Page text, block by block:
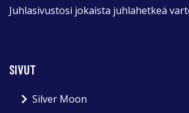
Juhlasivustosi jokaista juhlahetkeä
SIVUT
Silver Moon